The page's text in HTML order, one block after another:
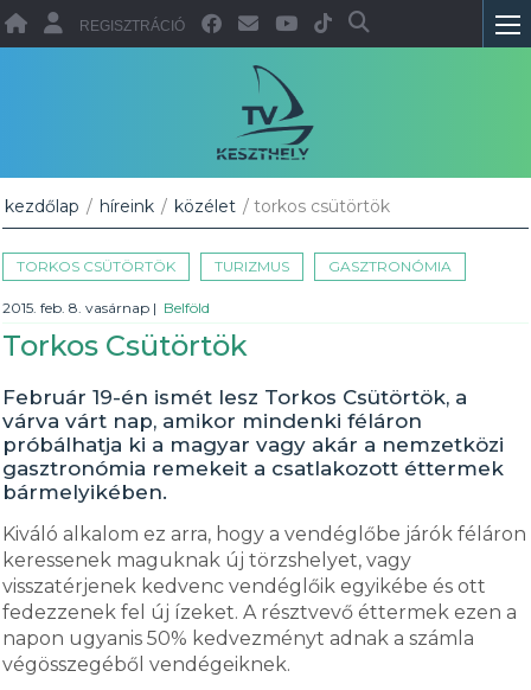
REGISZTRÁCIÓ
kezdőlap / híreink / közélet / torkos csütörtök
TORKOS CSÜTÖRTÖK TURIZMUS GASZTRONÓMIA
2015. feb. 8. vasárnap | Belföld
Torkos Csütörtök
Február 19-én ismét lesz Torkos Csütörtök, a
várva várt nap, amikor mindenki féláron
próbálhatja ki a magyar vagy akár a nemzetközi
gasztronómia remekeit a csatlakozott éttermek
bármelyikében.
Kiváló alkalom ez arra, hogy a vendéglőbe járók féláron
keressenek maguknak új törzshelyet, vagy
visszatérjenek kedvenc vendéglőik egyikébe és ott
fedezzenek fel új ízeket. A résztvevő éttermek ezen a
napon ugyanis 50% kedvezményt adnak a számla
végösszegéből vendégeiknek.